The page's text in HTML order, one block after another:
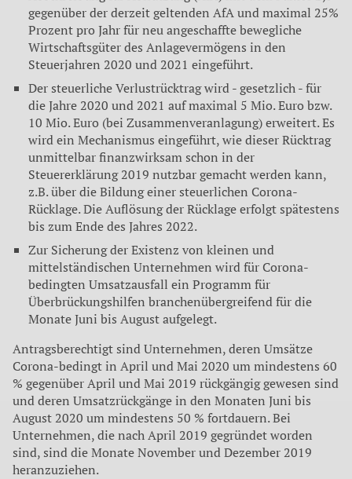
gegenüber der derzeit geltenden AfA und maximal 25%
Prozent pro Jahr für neu angeschaffte bewegliche
Wirtschaftsgüter des Anlagevermögens in den
Steuerjahren 2020 und 2021 eingeführt.
Der steuerliche Verlustrücktrag wird - gesetzlich - für
die Jahre 2020 und 2021 auf maximal 5 Mio. Euro bzw.
10 Mio. Euro (bei Zusammenveranlagung) erweitert. Es
wird ein Mechanismus eingeführt, wie dieser Rücktrag
unmittelbar finanzwirksam schon in der
Steuererklärung 2019 nutzbar gemacht werden kann,
z.B. über die Bildung einer steuerlichen Corona-
Rücklage. Die Auflösung der Rücklage erfolgt spätestens
bis zum Ende des Jahres 2022.
Zur Sicherung der Existenz von kleinen und
mittelständischen Unternehmen wird für Corona-
bedingten Umsatzausfall ein Programm für
Überbrückungshilfen branchenübergreifend für die
Monate Juni bis August aufgelegt.
Antragsberechtigt sind Unternehmen, deren Umsätze
Corona-bedingt in April und Mai 2020 um mindestens 60
% gegenüber April und Mai 2019 rückgängig gewesen sind
und deren Umsatzrückgänge in den Monaten Juni bis
August 2020 um mindestens 50 % fortdauern. Bei
Unternehmen, die nach April 2019 gegründet worden
sind, sind die Monate November und Dezember 2019
heranzuziehen.